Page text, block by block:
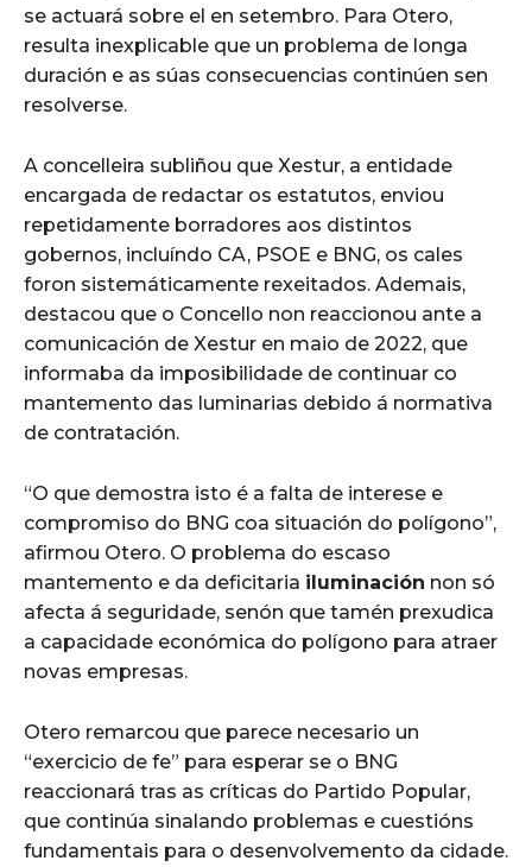
se actuará sobre el en setembro. Para Otero,
resulta inexplicable que un problema de longa
duración e as súas consecuencias continúen sen
resolverse.
A concelleira subliñou que Xestur, a entidade
encargada de redactar os estatutos, enviou
repetidamente borradores aos distintos
gobernos, incluíndo CA, PSOE e BNG, os cales
foron sistemáticamente rexeitados. Ademais,
destacou que o Concello non reaccionou ante a
comunicación de Xestur en maio de 2022, que
informaba da imposibilidade de continuar co
mantemento das luminarias debido á normativa
de contratación.
“O que demostra isto é a falta de interese e
compromiso do BNG coa situación do polígono”,
afirmou Otero. O problema do escaso
mantemento e da deficitaria iluminación non só
afecta á seguridade, senón que tamén prexudica
a capacidade económica do polígono para atraer
novas empresas.
Otero remarcou que parece necesario un
“exercicio de fe” para esperar se o BNG
reaccionará tras as críticas do Partido Popular,
que continúa sinalando problemas e cuestións
fundamentais para o desenvolvemento da cidade.